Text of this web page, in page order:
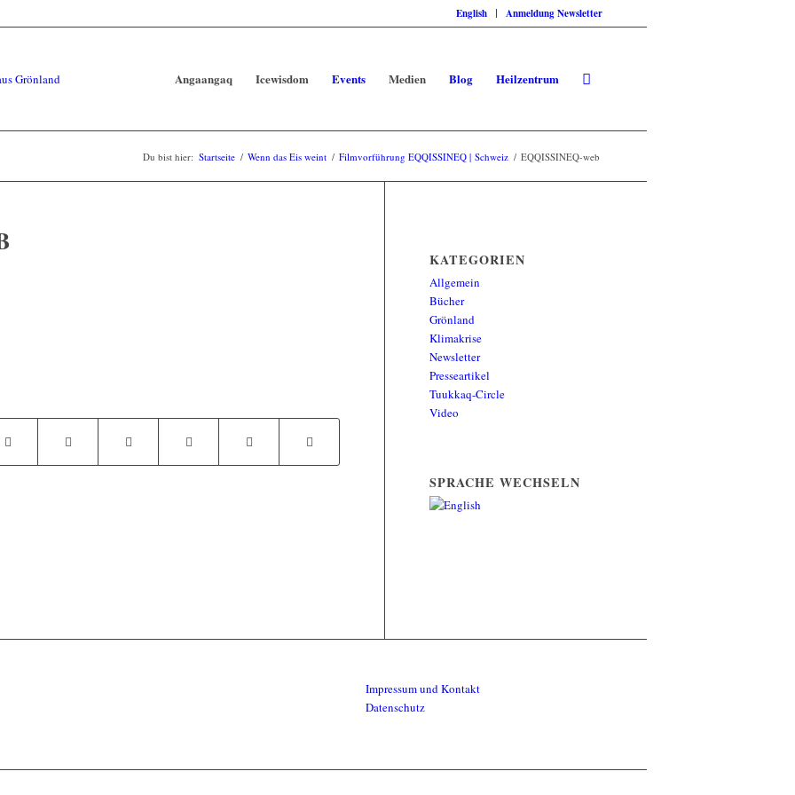
English Anmeldung Newsletter
Angaangaq Icewisdom Events Medien Blog Heilzentrum
Du bist hier: Startseite / Wenn das Eis weint / Filmvorführung EQQISSINEQ | Schweiz / EQQISSINEQ-web
KATEGORIEN
Allgemein
Bücher
Grönland
Klimakrise
Newsletter
Presseartikel
Tuukkaq-Circle
Video
SPRACHE WECHSELN
Impressum und Kontakt
Datenschutz